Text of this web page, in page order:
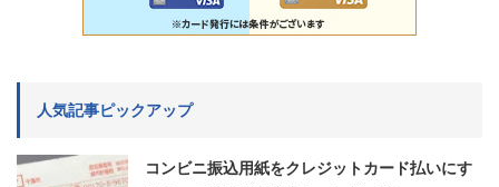
人気記事ピックアップ
コンビニ振込用紙をクレジットカード払いにす